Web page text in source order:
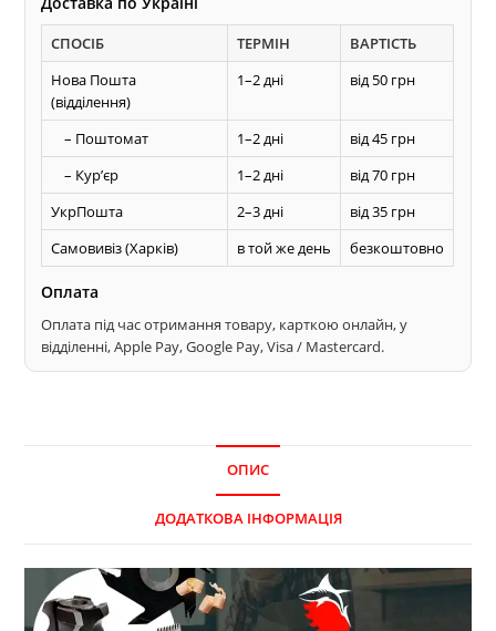
СПОСІБ ТЕРМІН
ВАРТІСТЬ
Нова Пошта
(відділення)
1–2 дні від 50 грн
– Поштомат 1–2 дні
від 45 грн
– Курʼєр
1–2 дні
від 70 грн
УкрПошта
2–3 дні
від 35 грн
Самовивіз (Харків)
в той же день безкоштовно
Оплата
Оплата під час отримання товару, карткою онлайн, у
відділенні, Apple Pay, Google Pay, Visa / Mastercard.
ОПИС
ДОДАТКОВА ІНФОРМАЦІЯ